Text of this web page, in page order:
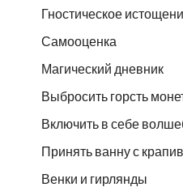
Гностическое
Самооценка
Магический дневник
Выбросить горсть
Включить в себе
Принять ванну с
Венки и гирлянды